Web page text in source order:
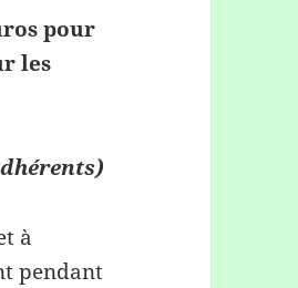
pour
les
à
pendant